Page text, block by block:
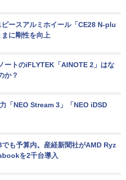
ピースアルミホイール「CE28 N-plu
に剛性を向上
ートのiFLYTEK「AINOTE 2」はな
か？
「NEO Stream 3」「NEO iDSD
でも予算内。産経新聞社がAMD Ryz
を2千台導入